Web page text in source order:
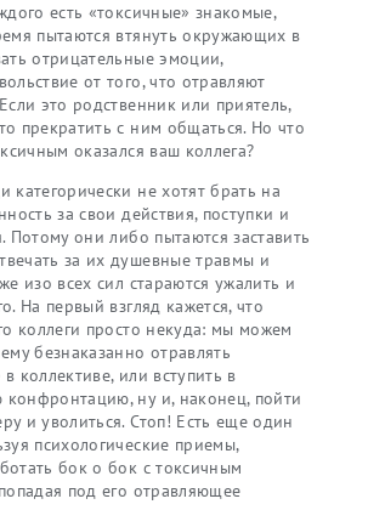
есть «токсичные» знакомые,
пытаются втянуть окружающих в
отрицательные эмоции,
от того, что отравляют
это родственник или приятель,
прекратить с ним общаться. Но что
оказался ваш коллега?
категорически не хотят брать на
за свои действия, поступки и
Потому они либо пытаются заставить
за их душевные травмы и
изо всех сил стараются ужалить и
На первый взгляд кажется, что
коллеги просто некуда: мы можем
безнаказанно отравлять
коллективе, или вступить в
ну и, наконец, пойти
и уволиться. Стоп! Есть еще один
психологические приемы,
бок о бок с токсичным
под его отравляющее